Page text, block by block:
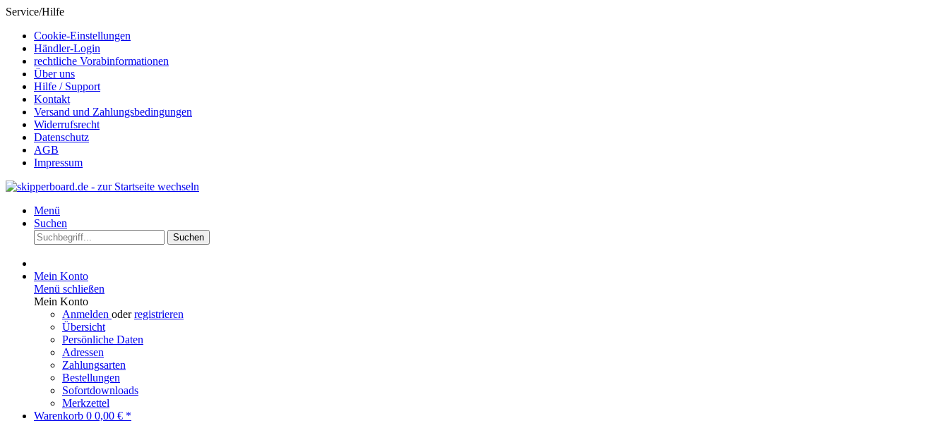
Service/Hilfe
Cookie-Einstellungen
Händler-Login
rechtliche Vorabinformationen
Über uns
Hilfe / Support
Kontakt
Versand und Zahlungsbedingungen
Widerrufsrecht
Datenschutz
AGB
Impressum
Menü
Suchen
Suchen
Mein Konto
Menü schließen
Mein Konto
Anmelden oderregistrieren
Übersicht
Persönliche Daten
Adressen
Zahlungsarten
Bestellungen
Sofortdownloads
Merkzettel
Warenkorb 0 0,00 € *